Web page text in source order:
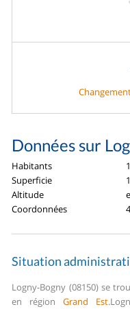
Données sur
Habitants
Superficie
Altitude
Coordonnées
Situation
Logny-Bogny (08150) se
en régionGrand Est.